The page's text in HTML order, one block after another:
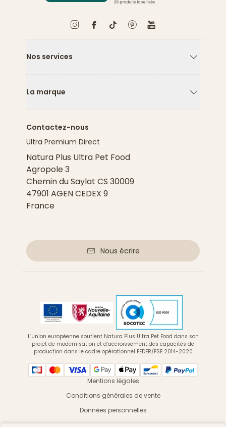
Nos services
La marque
Contactez-nous
Ultra Premium Direct
Natura Plus Ultra Pet Food
Agropole 3
Chemin du Saylat CS 30009
47901 AGEN CEDEX 9
France
Nous écrire
L’Union européenne soutient Natura Plus Ultra Pet Food dans son
projet de modernisation et d’accroissement des capacités de
production dans le cadre opérationnel FEDER/FSE 2014-2020
Mentions légales
Conditions générales de vente
Données personnelles